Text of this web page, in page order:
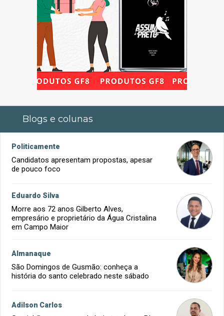
Blogs e colunas
Politicamente
Candidatos apresentam propostas, apesar
de pouco foco
Eduardo Silva
Morre aos 72 anos Gilberto Alves,
empresário e proprietário da Água Cristalina
em Campo Maior
Almanaque
São Domingos de Gusmão: conheça a
história do santo celebrado neste sábado
Adilson Carlos